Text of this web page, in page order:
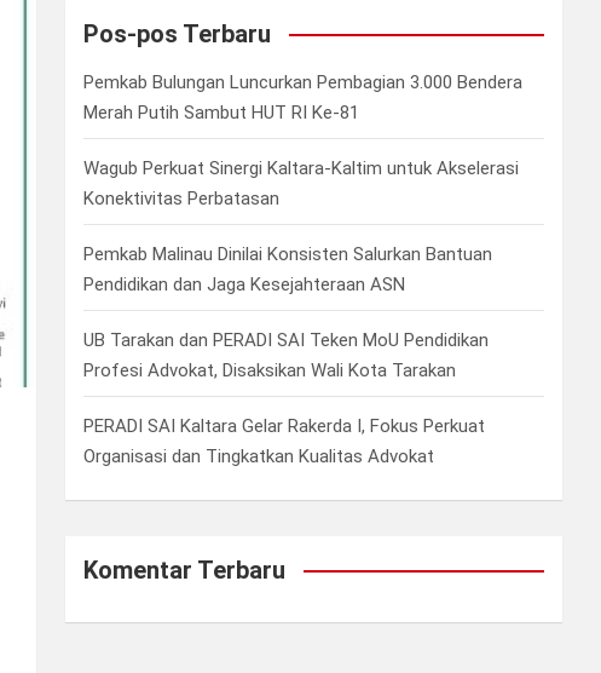
c
Pos-pos Terbaru
Pemkab Bulungan Luncurkan Pembagian 3.000 Bendera
Merah Putih Sambut HUT RI Ke-81
Wagub Perkuat Sinergi Kaltara-Kaltim untuk Akselerasi
Konektivitas Perbatasan
Pemkab Malinau Dinilai Konsisten Salurkan Bantuan
Pendidikan dan Jaga Kesejahteraan ASN
UB Tarakan dan PERADI SAI Teken MoU Pendidikan
Profesi Advokat, Disaksikan Wali Kota Tarakan
PERADI SAI Kaltara Gelar Rakerda I, Fokus Perkuat
Organisasi dan Tingkatkan Kualitas Advokat
Komentar Terbaru